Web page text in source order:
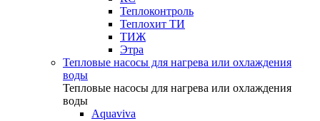
Теплоконтроль
Теплохит ТИ
ТИЖ
Этра
Тепловые насосы для нагрева или охлаждения
воды
Тепловые насосы для нагрева или охлаждения
воды
Aquaviva